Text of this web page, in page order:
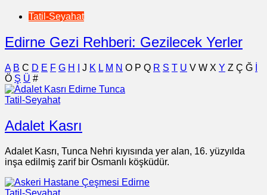
Tatil-Seyahat
Edirne Gezi Rehberi: Gezilecek Yerler
A B C D E F G H J K L M N O P Q R S T U V W X Y Z Ç Ğ
Ö Ş Ü #
Tatil-Seyahat
Adalet Kasrı
Adalet Kasrı, Tunca Nehri kıyısında yer alan, 16. yüzyılda
inşa edilmiş zarif bir Osmanlı köşküdür.
Tatil-Seyahat